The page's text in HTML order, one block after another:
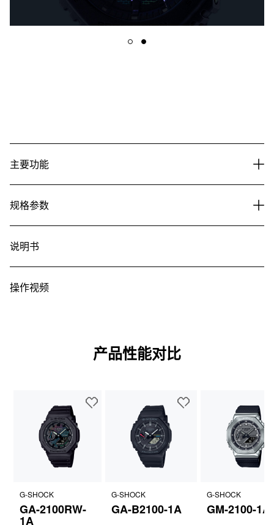
主要功能
规格参数
说明书
操作视频
产品性能对比
G-SHOCK
GA-2100RW-
1A
G-SHOCK
GA-B2100-1A
G-SHOCK
GM-2100-1A